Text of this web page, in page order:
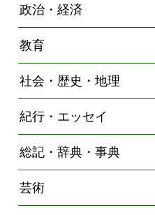
政治・経済
教育
社会・歴史・地理
紀行・エッセイ
総記・辞典・事典
芸術